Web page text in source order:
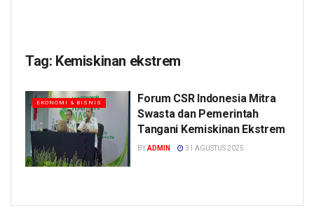
Tag: Kemiskinan ekstrem
EKONOMI & BISNIS
Forum CSR Indonesia Mitra
Swasta dan Pemerintah
Tangani Kemiskinan Ekstrem
BY ADMIN 31 AGUSTUS 2025